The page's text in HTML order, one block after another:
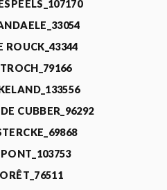
ROUCK_43344
CUBBER_96292